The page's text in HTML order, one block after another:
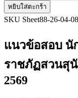
แนว
ข้อสอบ
วิชาการ
มหาวิทยาลัย
ราชภัฏ
หยิบใส่ตะกร้า
SKU Sheet88-26-04-
แนวข้อสอบ นั
ราชภัฏสวนสุ
2569